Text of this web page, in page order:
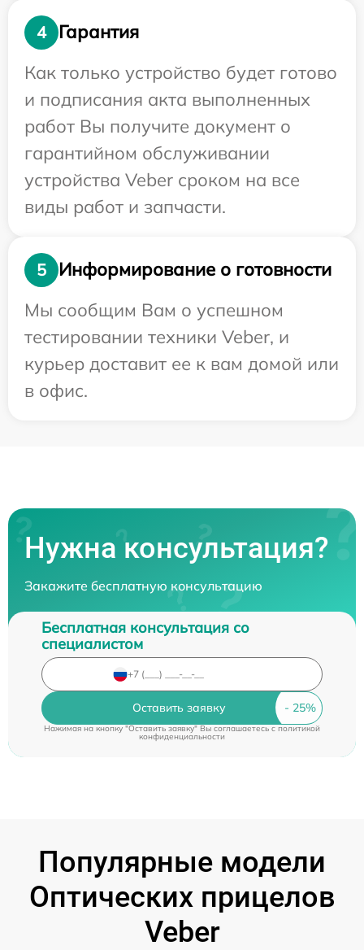
4
Гарантия
Как только устройство будет готово
и подписания акта выполненных
работ Вы получите документ о
гарантийном обслуживании
устройства Veber сроком на все
виды работ и запчасти.
5
Информирование о готовности
Мы сообщим Вам о успешном
тестировании техники Veber, и
курьер доставит ее к вам домой или
в офис.
Нужна консультация?
Закажите бесплатную консультацию
Бесплатная консультация со
специалистом
Оставить заявку
Нажимая на кнопку "Оставить заявку" Вы соглашаетесь cполитикой
конфиденциальности
Популярные модели
Оптических прицелов
Veber